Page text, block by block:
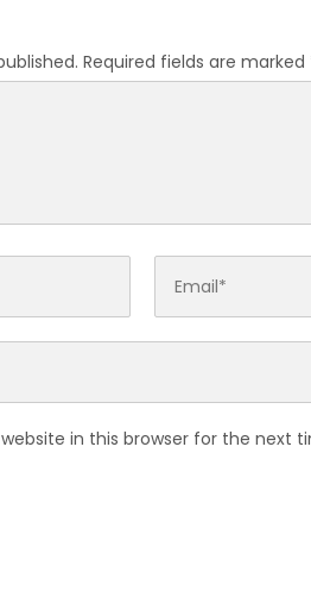
Required fields are marked
in this browser for the next